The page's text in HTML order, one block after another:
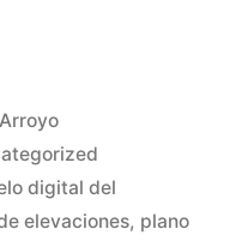
digital del
elevaciones, plano